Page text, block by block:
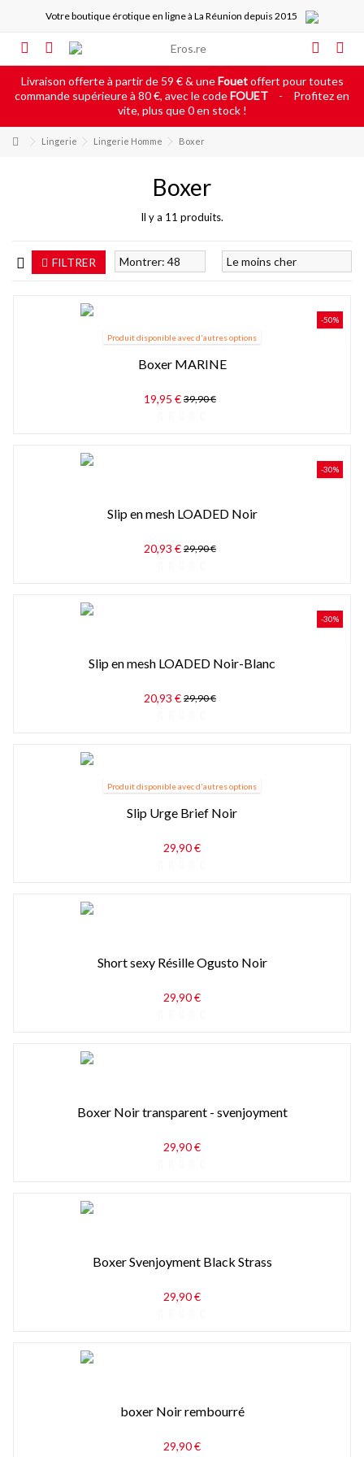
Votre boutique érotique en ligne à La Réunion depuis 2015
Livraison offerte à partir de 59 € & uneFouetoffert pour toutes
commande supérieure à 80 €, avec le codeFOUET -
Profitez en
vite, plus que 0 en stock !
Lingerie Lingerie Homme Boxer
Boxer
Il y a 11 produits.
FILTRER
-50%
Produit disponible avec d'autres options
Boxer MARINE
19,95 € 39,90 €
-30%
Slip en mesh LOADED Noir
20,93 € 29,90 €
-30%
Slip en mesh LOADED Noir-Blanc
20,93 € 29,90 €
Produit disponible avec d'autres options
Slip Urge Brief Noir
29,90 €
Short sexy Résille Ogusto Noir
29,90 €
Boxer Noir transparent - svenjoyment
29,90 €
Boxer Svenjoyment Black Strass
29,90 €
boxer Noir rembourré
29,90 €